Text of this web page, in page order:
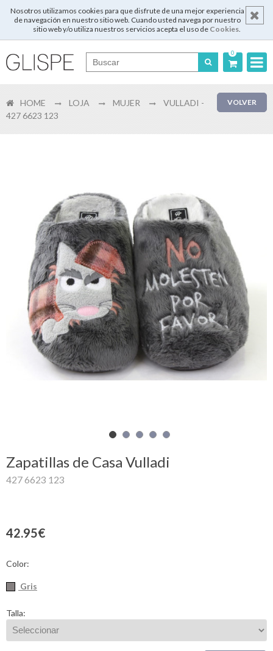
Nosotros utilizamos cookies para que disfrute de una mejor experiencia
de navegación en nuestro sitio web. Cuando usted navega por nuestro
sitio web y/o utiliza nuestros servicios acepta el uso de Cookies.
0
English
Login
Registrar
Mi
cesta
Glispe
Mujer
VOLVER
HOME LOJA MUJER
VULLADI -
427 6623 123
Zapatillas de Casa Vulladi
427 6623 123
42.95€
Color:
Gris
Talla: